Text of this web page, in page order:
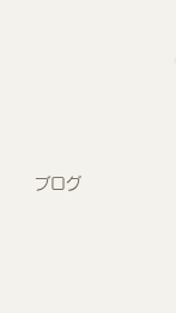
ブログ